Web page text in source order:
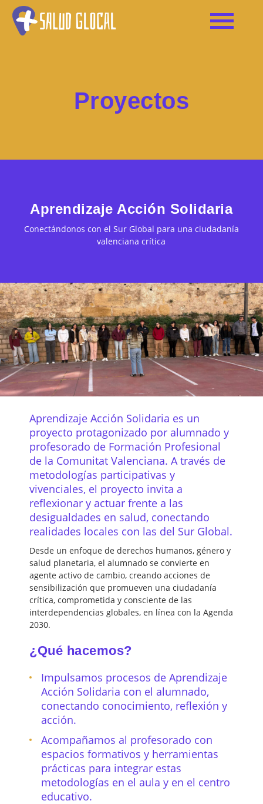
Proyectos
Aprendizaje Acción Solidaria
Conectándonos con el Sur Global para una ciudadanía
valenciana crítica
Aprendizaje Acción Solidaria es un
proyecto protagonizado por alumnado y
profesorado de Formación Profesional
de la Comunitat Valenciana. A través de
metodologías participativas y
vivenciales, el proyecto invita a
reflexionar y actuar frente a las
desigualdades en salud, conectando
realidades locales con las del Sur Global.
Desde un enfoque de derechos humanos, género y
salud planetaria, el alumnado se convierte en
agente activo de cambio, creando acciones de
sensibilización que promueven una ciudadanía
crítica, comprometida y consciente de las
interdependencias globales, en línea con la Agenda
2030.
¿Qué hacemos?
Impulsamos procesos de Aprendizaje
Acción Solidaria con el alumnado,
conectando conocimiento, reflexión y
acción.
Acompañamos al profesorado con
espacios formativos y herramientas
prácticas para integrar estas
metodologías en el aula y en el centro
educativo.